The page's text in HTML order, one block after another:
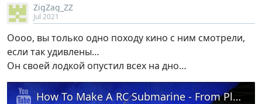
ZigZag_ZZ
Jul 2021
Оооо, вы только одно походу кино с ним смотрели,
если так удивлены…
Он своей лодкой опустил всех на дно…
How To Make A RC Submarine - From Plastic Bottles - Amazing DIY Projects